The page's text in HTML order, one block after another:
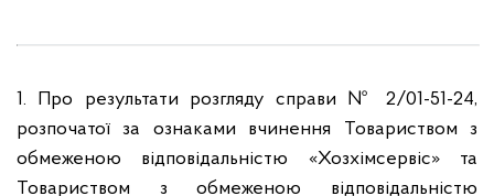
1. Про результати розгляду справи № 2/01-51-24,
розпочатої за ознаками вчинення Товариством з
обмеженою відповідальністю «Хозхімсервіс» та
Товариством з обмеженою відповідальністю